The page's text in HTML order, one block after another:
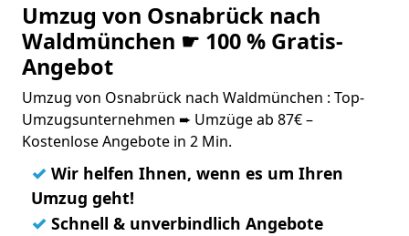
Umzug von Osnabrück nach
Waldmünchen ☛ 100 % Gratis-
Angebot
Umzug von Osnabrück nach Waldmünchen : Top-
Umzugsunternehmen ➨ Umzüge ab 87€ –
Kostenlose Angebote in 2 Min.
✓ Wir helfen Ihnen, wenn es um Ihren
Umzug geht!
✓ Schnell & unverbindlich Angebote